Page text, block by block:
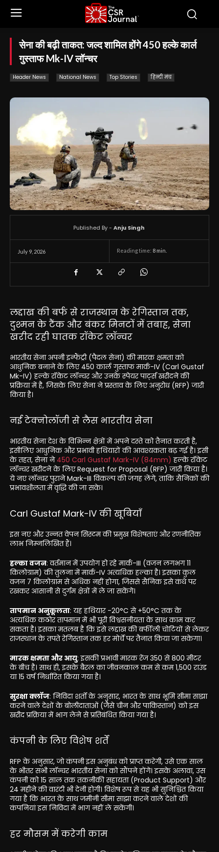
सेना की बढ़ी ताकत: जल्द शामिल होंगे 450 हल्के कार्ल
गुस्ताफ Mk-IV लॉन्चर
Header News National News Top Stories हिन्दी मंच
July 9, 2026 Reading time: 8 min.
Published By - Anju Singh
लद्दाख की बर्फ से राजस्थान के रेगिस्तान तक,
दुश्मन के टैंक और बंकर मिनटों में तबाह, सेना
खरीद रही घातक रॉकेट लॉन्चर
भारतीय सेना अपनी इन्फैंट्री (पैदल सेना) की मारक क्षमता को
आधुनिक बनाने के लिए 450 कार्ल गुस्ताफ मार्क-IV (Carl Gustaf
Mk-IV) हल्के रॉकेट लॉन्चर और उनके स्पेयर पार्ट्स खरीदने की
प्रक्रिया में है, जिसके लिए सेना ने प्रस्ताव के लिए अनुरोध (RFP) जारी
किया है।
नई टेक्नोलॉजी से लैस भारतीय सेना
भारतीय सेना देश के विभिन्न क्षेत्रों में अपने दस्ते को तैनात करती है,
इसीलिए आधुनिक और प्रभावी हथियारों की आवश्यकता बढ़ गई है। इसी
के तहत, सेना ने 450 Carl Gustaf Mark-IV (84mm) हल्के रॉकेट
लॉन्चर खरीदने के लिए Request for Proposal (RFP) जारी किया है।
ये नए लॉन्चर पुराने Mark-III विकल्प की जगह लेंगे, ताकि सैनिकों की
प्रभावशीलता में वृद्धि की जा सके।
Carl Gustaf Mark-IV की खूबियाँ
इस नए और उन्नत वेपन सिस्टम की प्रमुख विशेषताएं और रणनीतिक
लाभ निम्नलिखित हैं।
हल्का वजन: वर्तमान में उपयोग हो रहे मार्क-III (वजन लगभग 11
किलोग्राम) की तुलना में मार्क-IV अत्यधिक हल्का है। इसका कुल
वजन 7 किलोग्राम से अधिक नहीं होगा, जिससे सैनिक इसे कंधे पर
रखकर आसानी से दुर्गम क्षेत्रों में ले जा सकेंगे।
तापमान अनुकूलता: यह हथियार -20°C से +50°C तक के
अत्यधिक कठोर तापमान में भी पूरी विश्वसनीयता के साथ काम कर
सकता है। इसका मतलब है कि इसे लद्दाख की बर्फीली चोटियों से लेकर
राजस्थान के तपते रेगिस्तान तक हर मोर्चे पर तैनात किया जा सकेगा।
मारक क्षमता और आयु: इसकी प्रभावी मारक रेंज 350 से 800 मीटर
के बीच है। साथ ही, इसके बैरल का जीवनकाल कम से कम 1,500 राउंड
या 15 वर्ष निर्धारित किया गया है।
सुरक्षा क्लॉज: निविदा शर्तों के अनुसार, भारत के साथ भूमि सीमा साझा
करने वाले देशों के बोलीदाताओं (जैसे चीन और पाकिस्तान) को इस
खरीद प्रक्रिया में भाग लेने से प्रतिबंधित किया गया है।
कंपनी के लिए विशेष शर्तें
RFP के अनुसार, जो कंपनी इस अनुबंध को प्राप्त करेगी, उसे एक साल
के भीतर सभी लॉन्चर भारतीय सेना को सौंपने होंगे। इसके अलावा, उस
कंपनी को 15 साल तक तकनीकी सहायता (Product Support) और
24 महीने की वारंटी भी देनी होगी। विशेष रूप से यह भी सुनिश्चित किया
गया है कि भारत के साथ जमीनी सीमा साझा करने वाले देशों की
कंपनियां इस निविदा में भाग नहीं ले सकेंगी।
हर मौसम में करेगी काम